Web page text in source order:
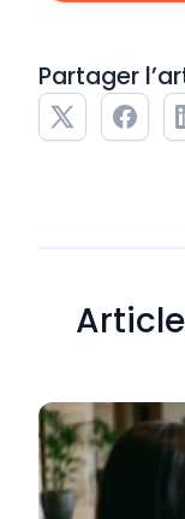
Partager